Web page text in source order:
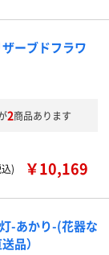
ーブドフラワ
2商品あります
)
￥10,169
-あかり-(花器な
品）